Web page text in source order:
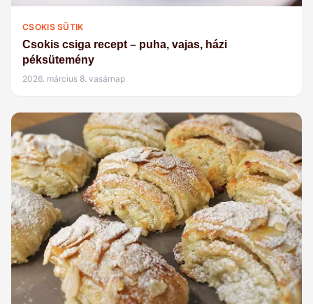
CSOKIS SÜTIK
Csokis csiga recept – puha, vajas, házi
péksütemény
2026. március 8. vasárnap